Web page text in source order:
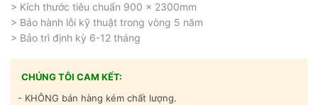
> Kích thước tiêu chuẩn 900 x 2300mm
> Bảo hành lỗi kỹ thuật trong vòng 5 năm
> Bảo trì định kỳ 6-12 tháng
CHÚNG TÔI CAM KẾT:
- KHÔNG bán hàng kém chất lượng.